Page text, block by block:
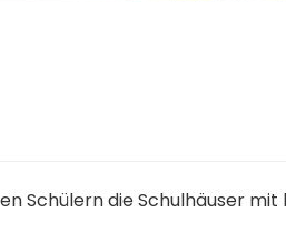
Schülern die Schulhäuser